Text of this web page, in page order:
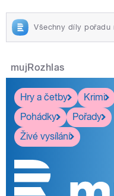
Všechny díly pořadu
mujRozhlas
Hry a četby
Krimi
Pohádky
Pořady
Živé vysílání